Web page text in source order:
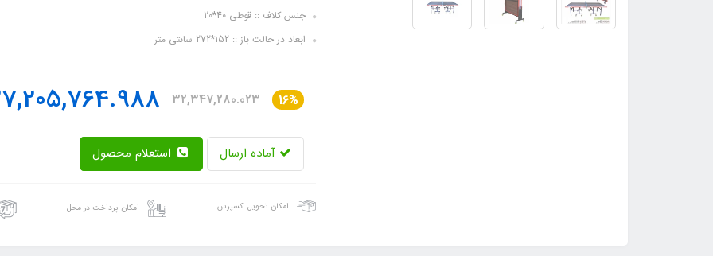
جنس کلاف :: قوطی 40*20
ابعاد در حالت باز :: 152*272 سانتی متر
16%
32,347,280.023
آماده ارسال
امکان تحویل اکسپرس امکان پرداخت در محل